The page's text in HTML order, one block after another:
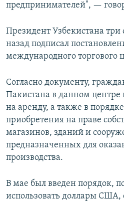
предпринимателей", —
Президент Узбекистана три
назад подписал
международного торгового
Согласно документу,
Пакистана в данном центре
на аренду, а также в
приобретения на праве
магазинов, зданий и
предназначенных для
производства.
В мае был введен порядок,
использовать доллары США,